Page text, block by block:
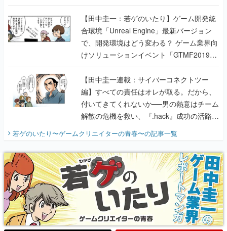
のいたり】
【田中圭一：若ゲのいたり】ゲーム開発統
合環境「Unreal Engine」最新バージョン
で、開発環境はどう変わる？ ゲーム業界向
けソリューションイベント「GTMF2019」
に行って、より理解を深めよう【PR】
【田中圭一連載：サイバーコネクトツー
編】すべての責任はオレが取る。だから、
付いてきてくれないか──男の熱意はチーム
解散の危機を救い、『.hack』成功の活路を
開く。業界の快男児・松山 洋に流れる血は
『少年ジャンプ』色だった【若ゲのいた
り】
若ゲのいたり〜ゲームクリエイターの青春〜の記事一覧